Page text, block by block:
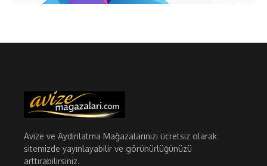
Avize ve Aydınlatma Mağazalarınızı ücretsiz olarak
sitemizde yayınlayabilir ve görünürlüğünüzü
arttırabilirsiniz.